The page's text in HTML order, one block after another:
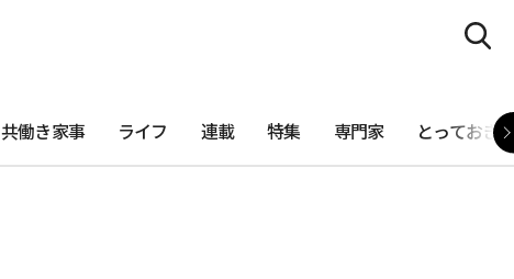
共働き家事 ライフ 連載 特集 専門家 とっておき